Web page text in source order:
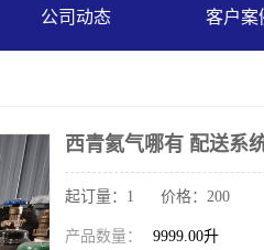
公司动态 客户案
西青氦气哪有 配送系
起订量：1 价格：200
产品数量： 9999.00升